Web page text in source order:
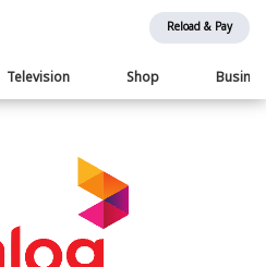
Reload & Pay
Television Shop